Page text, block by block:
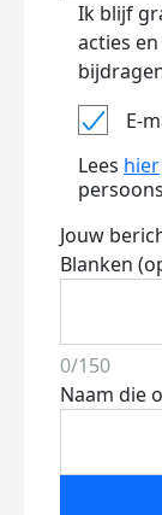
Ik blijf
acties
E-
Lees hier
Jouw
Blanken
0/150
Naam die